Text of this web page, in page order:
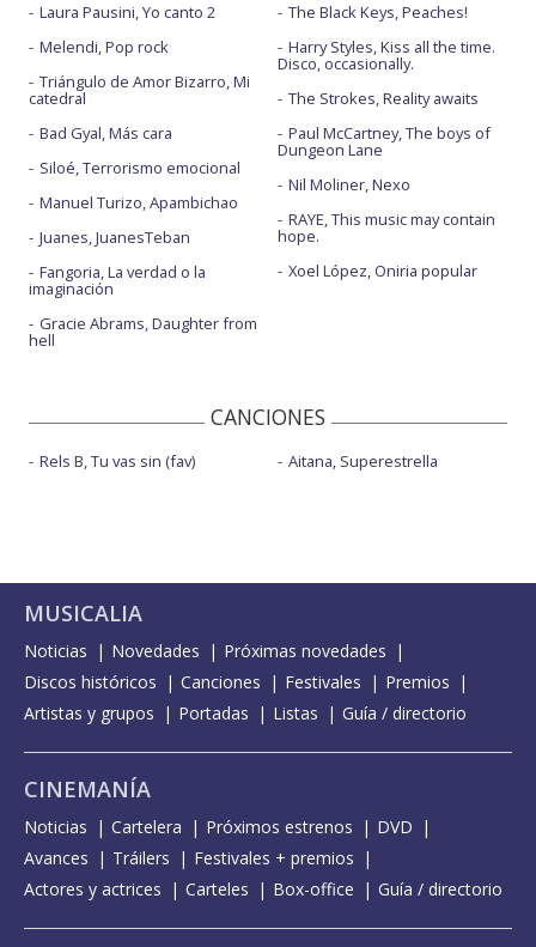
Laura Pausini, Yo canto 2
Melendi, Pop rock
Triángulo de Amor Bizarro, Mi
catedral
Bad Gyal, Más cara
Siloé, Terrorismo emocional
Manuel Turizo, Apambichao
Juanes, JuanesTeban
Fangoria, La verdad o la
imaginación
Gracie Abrams, Daughter from
hell
The Black Keys, Peaches!
Harry Styles, Kiss all the time.
Disco, occasionally.
The Strokes, Reality awaits
Paul McCartney, The boys of
Dungeon Lane
Nil Moliner, Nexo
RAYE, This music may contain
hope.
Xoel López, Oniria popular
CANCIONES
Rels B, Tu vas sin (fav) Aitana, Superestrella
MUSICALIA
Noticias Novedades
Próximas novedades
Discos históricos
Canciones Festivales
Premios
Artistas y grupos
Portadas Listas Guía / directorio
CINEMANÍA
Noticias Cartelera Próximos estrenos
DVD
Avances
Tráilers
Festivales + premios
Actores y actrices
Carteles Box-office Guía / directorio